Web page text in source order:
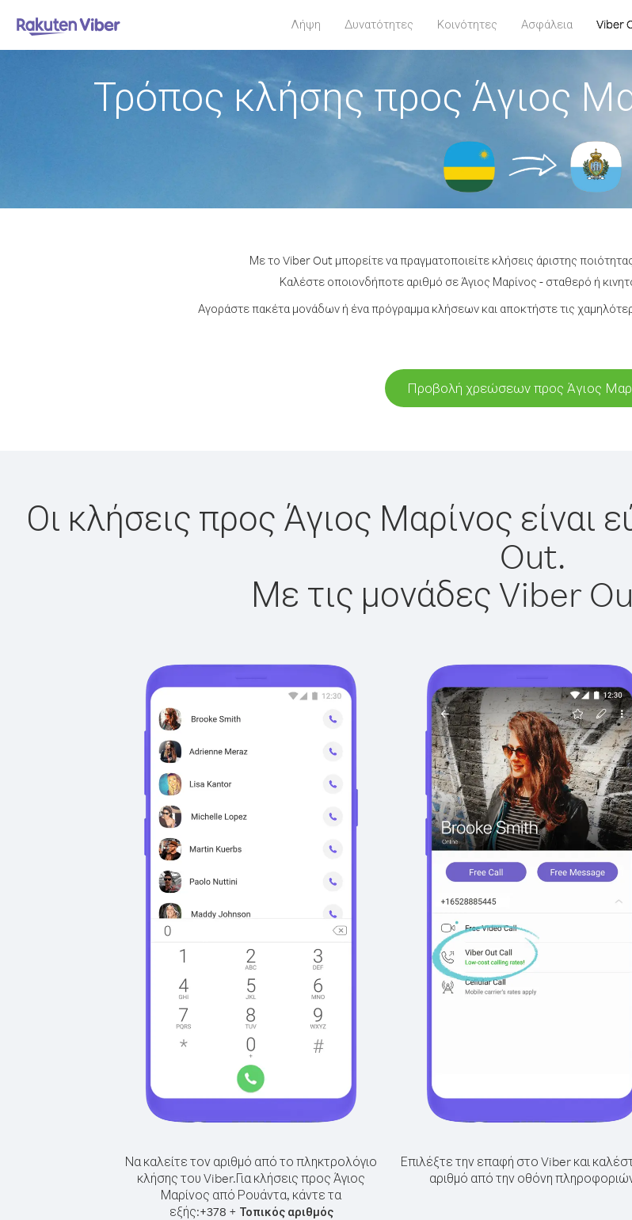
Λήψη Δυνατότητες Κοινότητες Ασφάλεια Viber
Τρόπος κλήσης προς Άγιος
Με το Viber Out μπορείτε να πραγματοποιείτε κλήσεις άριστης
Καλέστε οποιονδήποτε αριθμό σε Άγιος Μαρίνος - σταθερό ή
Αγοράστε πακέτα μονάδων ή ένα πρόγραμμα κλήσεων και αποκτήστε τις
Προβολή χρεώσεων προς Άγιος
Οι κλήσεις προς Άγιος Μαρίνος είναι
Out.
Με τις μονάδες Viber
Να καλείτε τον αριθμό από το πληκτρολόγιο
κλήσης του Viber.Για κλήσεις προς Άγιος
Μαρίνος από Ρουάντα, κάντε τα
εξής:+378 + Τοπικός αριθμός
Επιλέξτε την επαφή στο Viber και
αριθμό από την οθόνη